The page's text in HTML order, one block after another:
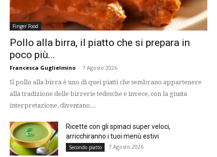
Finger Food
Pollo alla birra, il piatto che si prepara in
poco più...
Francesca Guglielmino - 7 Agosto 2026
Il pollo alla birra è uno di quei piatti che sembrano appartenere
alla tradizione delle birrerie tedesche e invece, con la giusta
interpretazione, diventano...
Ricette con gli spinaci super veloci,
arricchiranno i tuoi menù estivi
Secondo piatto 7 Agosto 2026